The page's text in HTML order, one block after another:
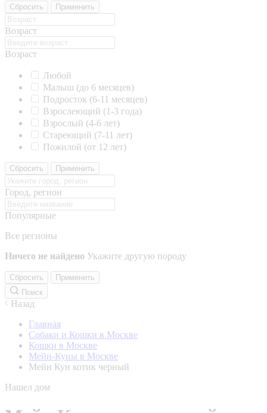
Сбросить Применить
Возраст
Возраст
Любой
Малыш (до 6 месяцев)
Подросток (6-11 месяцев)
Взрослеющий (1-3 года)
Взрослый (4-6 лет)
Стареющий (7-11 лет)
Пожилой (от 12 лет)
Сбросить Применить
Город, регион
Популярные
Все регионы
Ничего не найдено Укажите другую породу
Сбросить
Применить
Поиск
Назад
Главная
Собаки и Кошки в Москве
Кошки в Москве
Мейн-Куны в Москве
Мейн Кун котик черный
Нашел дом